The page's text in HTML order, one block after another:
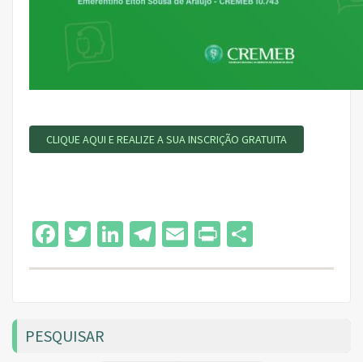
CLIQUE AQUI E REALIZE A SUA INSCRIÇÃO GRATUITA
Facebook
Twitter
LinkedIn
Telegram
EmailPrint
PESQUISAR